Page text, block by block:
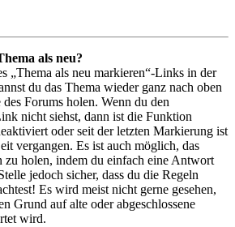
als neu?
„Thema als neu markieren“-Links in der
du das Thema wieder ganz nach oben
des Forums holen. Wenn du den
nicht siehst, dann ist die Funktion
oder seit der letzten Markierung ist
vergangen. Es ist auch möglich, das
zu holen, indem du einfach eine Antwort
jedoch sicher, dass du die Regeln
Es wird meist nicht gerne gesehen,
Grund auf alte oder abgeschlossene
wird.